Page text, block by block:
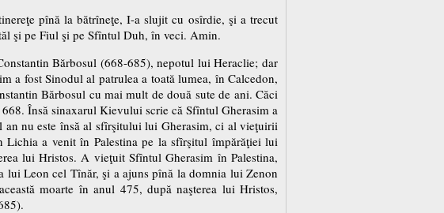
pînă la bătrîneţe, I-a slujit cu osîrdie, şi a trecut
şi pe Fiul şi pe Sfîntul Duh, în veci. Amin.
Bărbosul (668-685), nepotul lui Heraclie; dar
a fost Sinodul al patrulea a toată lumea, în Calcedon,
Bărbosul cu mai mult de două sute de ani. Căci
Însă sinaxarul Kievului scrie că Sfîntul Gherasim a
nu este însă al sfîrşitului lui Gherasim, ci al vieţuirii
a venit în Palestina pe la sfîrşitul împărăţiei lui
lui Hristos. A vieţuit Sfîntul Gherasim în Palestina,
Leon cel Tînăr, şi a ajuns pînă la domnia lui Zenon
moarte în anul 475, după naşterea lui Hristos,